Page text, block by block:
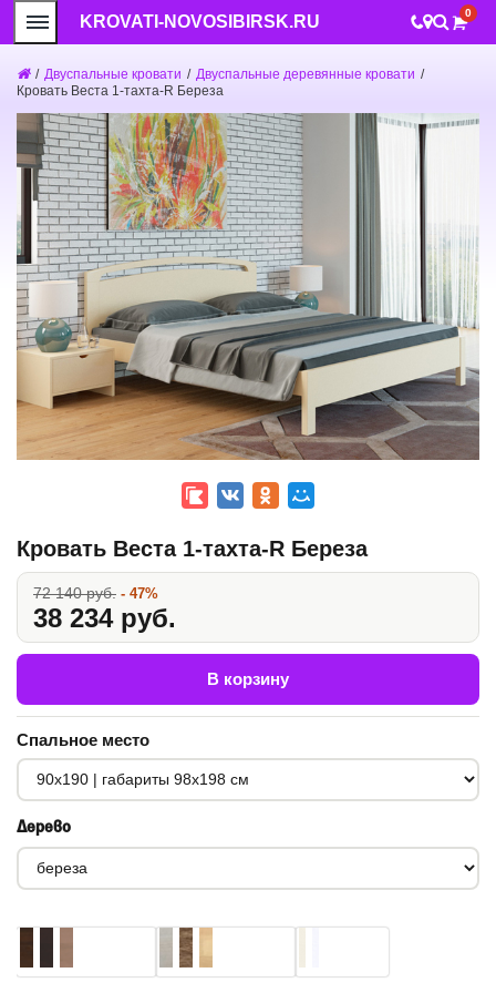
KROVATI-NOVOSIBIRSK.RU 0
/ Двуспальные кровати / Двуспальные деревянные кровати /
Кровать Веста 1-тахта-R Береза
Кровать Веста 1-тахта-R Береза
72 140 руб. - 47%
38 234 руб.
В корзину
Спальное место
Дерево